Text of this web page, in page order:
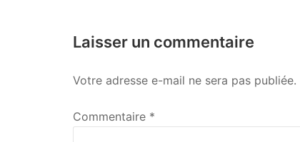
Laisser un commentaire
Votre adresse e-mail ne sera pas publiée.
Commentaire *